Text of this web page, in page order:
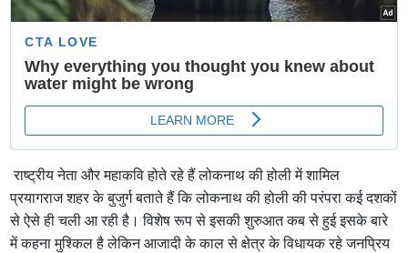
राष्ट्रीय नेता और महाकवि होते रहे हैं लोकनाथ की होली में शामिल
प्रयागराज शहर के बुजुर्ग बताते हैं कि लोकनाथ की होली की परंपरा कई दशकों
से ऐसे ही चली आ रही है। विशेष रूप से इसकी शुरुआत कब से हुई इसके बारे
में कहना मुश्किल है लेकिन आजादी के काल से क्षेत्र के विधायक रहे जनप्रिय